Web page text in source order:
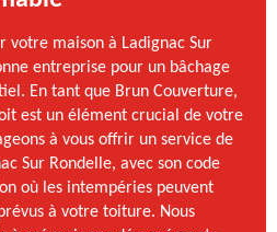
votre maison à Ladignac Sur
entreprise pour un bâchage
En tant que Brun Couverture,
est un élément crucial de votre
à vous offrir un service de
Sur Rondelle, avec son code
où les intempéries peuvent
à votre toiture. Nous